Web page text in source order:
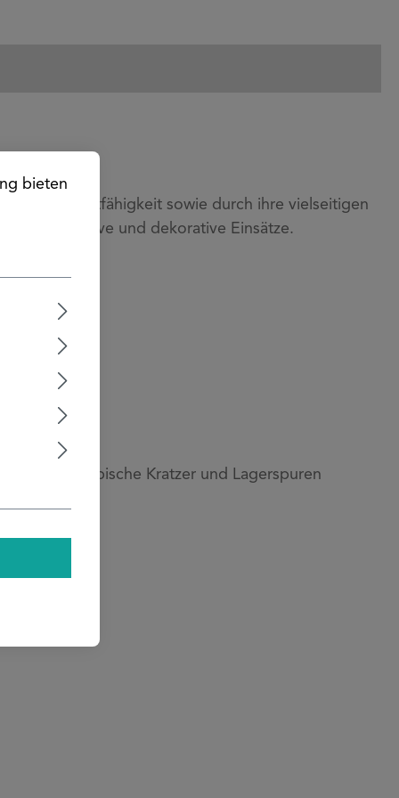
Leitfähigkeit sowie durch ihre vielseitigen
konstruktive und dekorative Einsätze.
Kratzer und Lagerspuren
bieten